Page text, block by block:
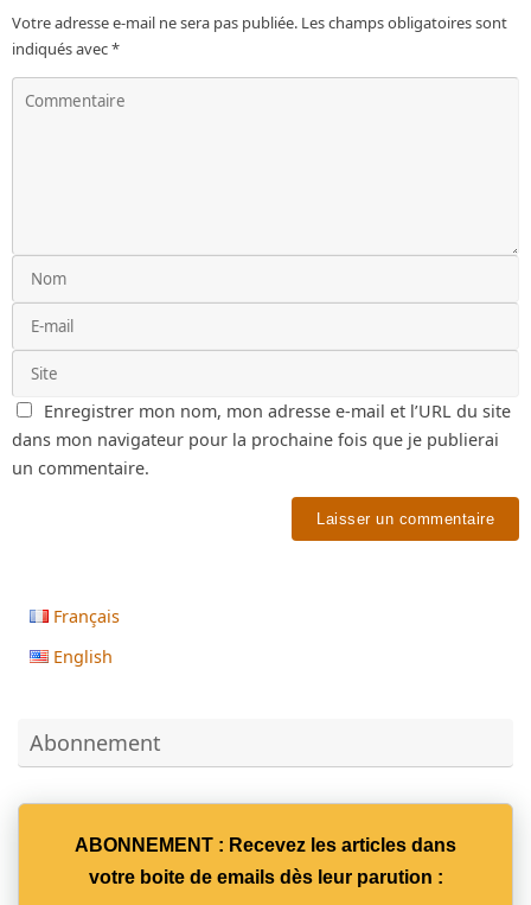
Votre adresse e-mail ne sera pas publiée. Les champs obligatoires sont
indiqués avec*
Enregistrer mon nom, mon adresse e-mail et l’URL du site
dans mon navigateur pour la prochaine fois que je publierai
un commentaire.
Français
English
Abonnement
ABONNEMENT : Recevez les articles dans
votre boite de emails dès leur parution :